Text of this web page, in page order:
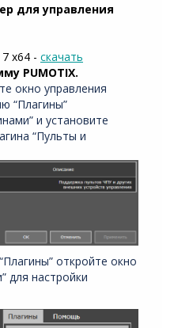
для управления
x64 - скачать
PUMOTIX.
окно управления
“Плагины”
и установите
“Пульты и
откройте окно
для настройки